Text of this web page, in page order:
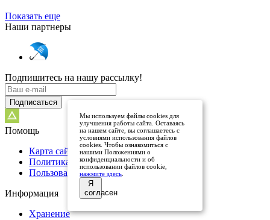
Показать еще
Наши партнеры
Подпишитесь на нашу рассылку!
Подписаться
Помощь
Карта сайта
Политика конфидециальности
Пользовательское соглашение
Информация
Хранение
Мы используем файлы cookies для
улучшения работы сайта. Оставаясь
на нашем сайте, вы соглашаетесь с
условиями использования файлов
cookies. Чтобы ознакомиться с
нашими Положениями о
конфиденциальности и об
использовании файлов cookie,
нажмите здесь
Я
согласен